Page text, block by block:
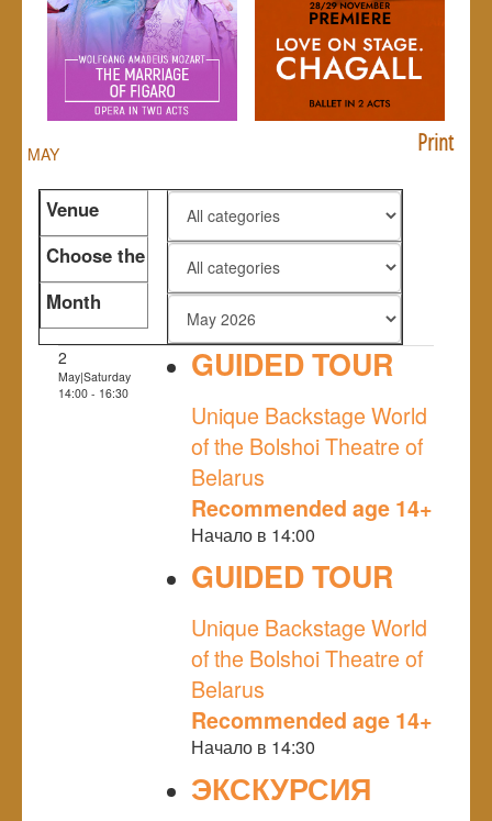
MAY
Venue
Choose the
genre
Month
Print
2
May|Saturday
14:00 - 16:30
GUIDED TOUR
Unique Backstage World
of the Bolshoi Theatre of
Belarus
Recommended age 14+
Начало в 14:00
GUIDED TOUR
Unique Backstage World
of the Bolshoi Theatre of
Belarus
Recommended age 14+
Начало в 14:30
ЭКСКУРСИЯ